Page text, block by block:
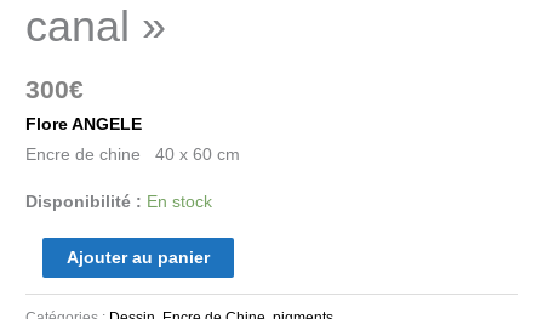
canal »
300€
Flore ANGELE
Encre de chine 40 x 60 cm
Disponibilité : En stock
Ajouter au panier